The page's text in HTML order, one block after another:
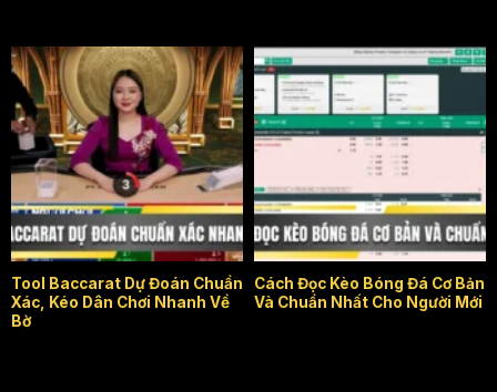
Tool Baccarat
Tool Baccarat Dự Đoán Chuẩn
Xác, Kéo Dân Chơi Nhanh Về
Bờ
Cách đọc kèo bóng đá
Cách Đọc Kèo Bóng Đá Cơ Bản
Và Chuẩn Nhất Cho Người Mới